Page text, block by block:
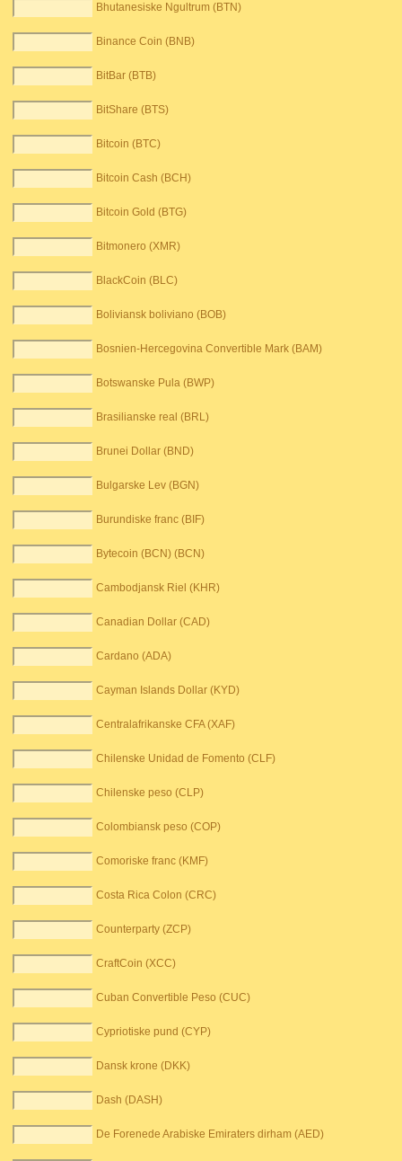
Bhutanesiske Ngultrum (BTN)
Binance Coin (BNB)
BitBar (BTB)
BitShare (BTS)
Bitcoin (BTC)
Bitcoin Cash (BCH)
Bitcoin Gold (BTG)
Bitmonero (XMR)
BlackCoin (BLC)
Boliviansk boliviano (BOB)
Bosnien-Hercegovina Convertible Mark (BAM)
Botswanske Pula (BWP)
Brasilianske real (BRL)
Brunei Dollar (BND)
Bulgarske Lev (BGN)
Burundiske franc (BIF)
Bytecoin (BCN) (BCN)
Cambodjansk Riel (KHR)
Canadian Dollar (CAD)
Cardano (ADA)
Cayman Islands Dollar (KYD)
Centralafrikanske CFA (XAF)
Chilenske Unidad de Fomento (CLF)
Chilenske peso (CLP)
Colombiansk peso (COP)
Comoriske franc (KMF)
Costa Rica Colon (CRC)
Counterparty (ZCP)
CraftCoin (XCC)
Cuban Convertible Peso (CUC)
Cypriotiske pund (CYP)
Dansk krone (DKK)
Dash (DASH)
De Forenede Arabiske Emiraters dirham (AED)